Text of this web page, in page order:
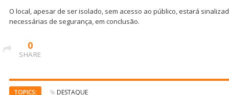
O local, apesar de ser isolado, sem acesso ao público, estará
necessárias de segurança, em conclusão.
0
SHARE
TOPICS: DESTAQUE